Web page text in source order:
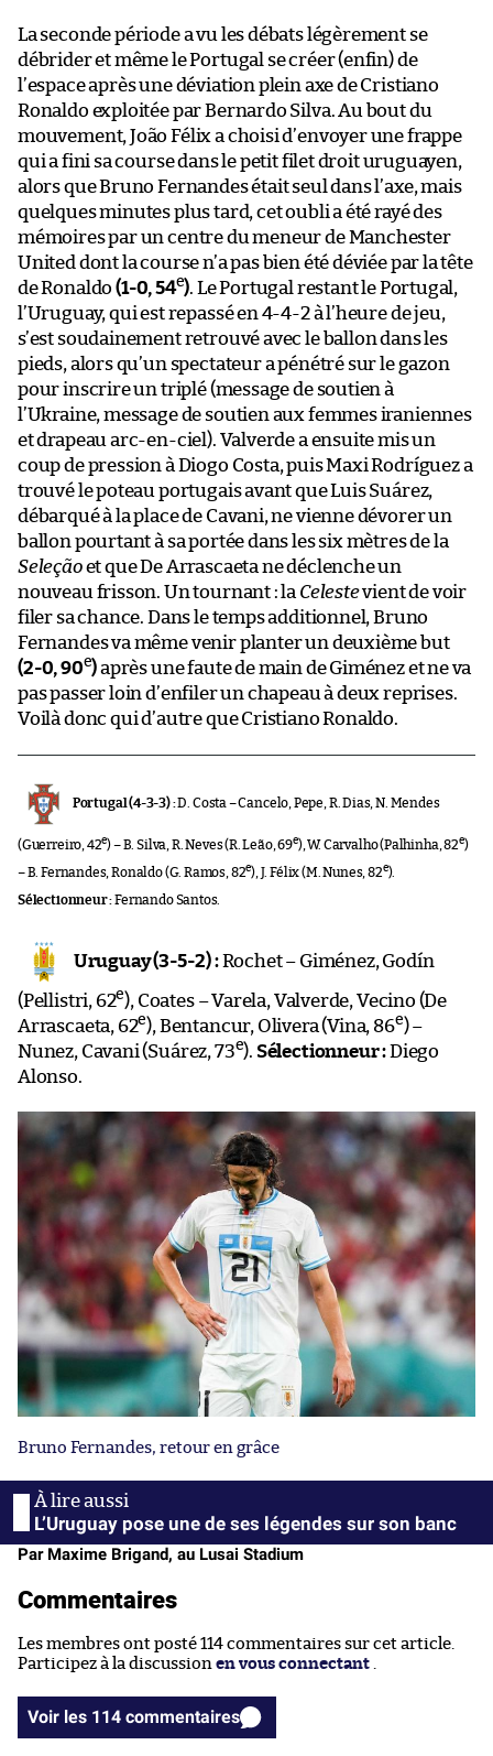
La seconde période a vu les débats légèrement se
débrider et même le Portugal se créer (enfin) de
l’espace après une déviation plein axe de Cristiano
Ronaldo exploitée par Bernardo Silva. Au bout du
mouvement, João Félix a choisi d’envoyer une frappe
qui a fini sa course dans le petit filet droit uruguayen,
alors que Bruno Fernandes était seul dans l’axe, mais
quelques minutes plus tard, cet oubli a été rayé des
mémoires par un centre du meneur de Manchester
United dont la course n’a pas bien été déviée par la tête
de Ronaldo(1-0, 54e). Le Portugal restant le Portugal,
l’Uruguay, qui est repassé en 4-4-2 à l’heure de jeu,
s’est soudainement retrouvé avec le ballon dans les
pieds, alors qu’un spectateur a pénétré sur le gazon
pour inscrire un triplé (message de soutien à
l’Ukraine, message de soutien aux femmes iraniennes
et drapeau arc-en-ciel). Valverde a ensuite mis un
coup de pression à Diogo Costa, puis Maxi Rodríguez a
trouvé le poteau portugais avant que Luis Suárez,
débarqué à la place de Cavani, ne vienne dévorer un
ballon pourtant à sa portée dans les six mètres de la
Seleçãoet que De Arrascaeta ne déclenche un
nouveau frisson. Un tournant : la Celestevient de voir
filer sa chance. Dans le temps additionnel, Bruno
Fernandes va même venir planter un deuxième but
(2-0, 90e)après une faute de main de Giménez et ne va
pas passer loin d’enfiler un chapeau à deux reprises.
Voilà donc qui d’autre que Cristiano Ronaldo.
Portugal (4-3-3) :D. Costa – Cancelo, Pepe, R. Dias, N. Mendes
(Guerreiro, 42e) – B. Silva, R. Neves (R. Leão, 69e), W. Carvalho (Palhinha, 82e)
– B. Fernandes, Ronaldo (G. Ramos, 82e), J. Félix (M. Nunes, 82e).
Sélectionneur :Fernando Santos.
Uruguay (3-5-2) :Rochet – Giménez, Godín
(Pellistri, 62e), Coates – Varela, Valverde, Vecino (De
Arrascaeta, 62e), Bentancur, Olivera (Vina, 86e) –
Nunez, Cavani (Suárez, 73e). Sélectionneur :Diego
Alonso.
Bruno Fernandes, retour en grâce
L’Uruguay pose une de ses légendes sur son banc
Par Maxime Brigand, au Lusai Stadium
Commentaires
Les membres ont posté 114 commentaires sur cet article.
Participez à la discussion en vous connectant .
Voir les 114 commentaires